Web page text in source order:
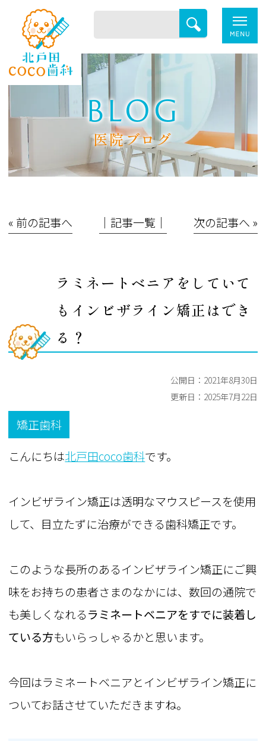
BLOG
医院ブログ
« 前の記事へ │記事一覧│ 次の記事へ »
ラミネートベニアをしていて
もインビザライン矯正はでき
る？
公開日： 2021年8月30日
更新日： 2025年7月22日
矯正歯科
こんにちは北戸田coco歯科です。
インビザライン矯正は透明なマウスピースを使用
して、目立たずに治療ができる歯科矯正です。
このような長所のあるインビザライン矯正にご興
味をお持ちの患者さまのなかには、数回の通院で
も美しくなれるラミネートベニアをすでに装着し
ている方もいらっしゃるかと思います。
今回はラミネートベニアとインビザライン矯正に
ついてお話させていただきますね。